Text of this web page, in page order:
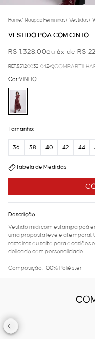
Home/ Roupas Femininas/ Vestidos/
VESTIDO POA COM CINTO -
R$ 1.328,00ou 6x de R$
REF.55.12.0032-042
Cor:VINHO
Tamanho:
36 38 40 42 44
Tabela de Medidas
Descrição
Vestido midi com estampa poá
uma proposta leve e atemporal.
rasteiras ou salto para ocasiões
delicado com personalidade.
Composição: 100% Poliéster